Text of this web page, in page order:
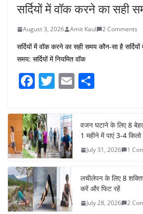
सर्दियों में वॉक करने का सही
August 3, 2026 Amit Kaul 2 Comments
सर्दियों में वॉक करने का सही समय कौन-सा है
समय: सर्दियों में नियमित वॉक
F
c
e
b
o
o
k
T
itt
er
E
e
वजन घटाने के लिए 8
1 महीने में पाएं 3-4
July 31, 2026 1
लचीलेपन के लिए 8
करें और फिट रहें
July 28, 2026 2